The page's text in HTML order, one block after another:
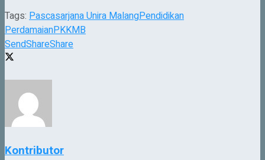
Tags: Pascasarjana Unira MalangPendidikan
PerdamaianPKKMB
SendShareShare
Kontributor